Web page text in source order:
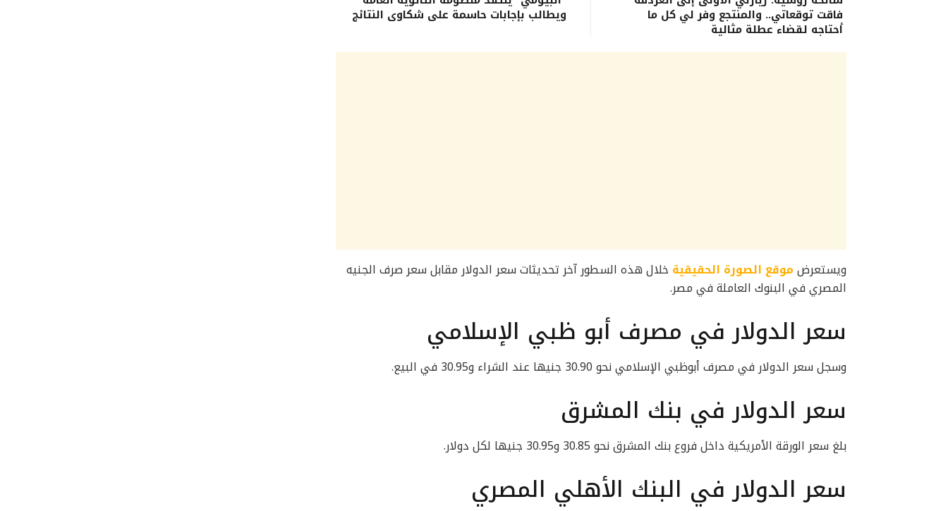
فاقت توقعاتي.. والمنتجع وفر لي كل ما
أحتاجه لقضاء عطلة مثالية
ويطالب بإجابات حاسمة على شكاوى النتائج
ويستعرضموقع الصورة الحقيقية خلال هذه السطور آخر تحديثات سعر الدولار مقابل سعر صرف الجنيه
المصري في البنوك العاملة في مصر.
سعر الدولار في مصرف أبو ظبي الإسلامي
وسجل سعر الدولار في مصرف أبوظبي الإسلامي نحو 30.90 جنيها عند الشراء و30.95 في البيع.
سعر الدولار في بنك المشرق
بلغ سعر الورقة الأمريكية داخل فروع بنك المشرق نحو 30.85 و30.95 جنيها لكل دولار.
سعر الدولار في البنك الأهلي المصري